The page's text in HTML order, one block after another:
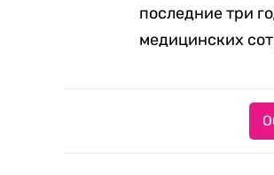
последние три
медицинских